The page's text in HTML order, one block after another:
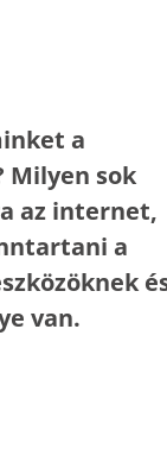
a
Milyen sok
az internet,
a
van.